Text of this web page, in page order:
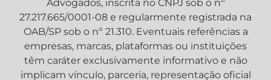
Advogados, inscrita no CNPJ sob o nº
27.217.665/0001-08 e regularmente registrada na
OAB/SP sob o nº 21.310. Eventuais referências a
empresas, marcas, plataformas ou instituições
têm caráter exclusivamente informativo e não
implicam vínculo, parceria, representação oficial